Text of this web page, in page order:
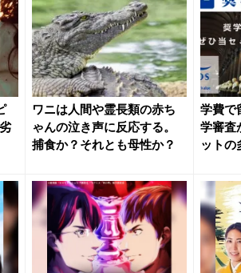
ワニは人間や霊長類の赤ち
ゃんの泣き声に反応する。
捕食か？それとも母性か？
学費で
学審査
ットの